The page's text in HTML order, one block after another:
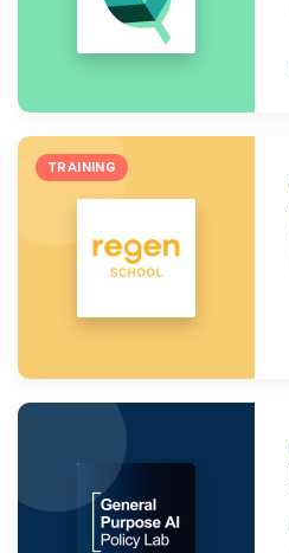
TRAINING